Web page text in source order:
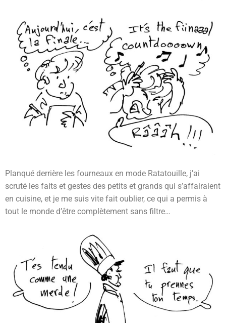
Planqué derrière les fourneaux en mode Ratatouille, j’ai
scruté les faits et gestes des petits et grands qui s’affairaient
en cuisine, et je me suis vite fait oublier, ce qui a permis à
tout le monde d’être complètement sans filtre…